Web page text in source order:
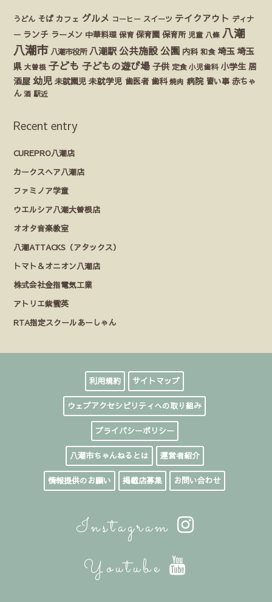
うどん そば カフェ グルメ コーヒー スイーツ テイクアウト ディナ
ー ランチ ラーメン 中華料理 保育 保育園 保育所 児童 八條 八潮
八潮市 八潮市役所 八潮駅 公共施設 公園 内科 和食 埼玉 埼玉
県 大曽根 子ども 子どもの遊び場 子供 定食 小児歯科 小学生 居
酒屋 幼児 未就園児 未就学児 歯医者 歯科 焼肉 病院 習い事 赤ちゃ
ん 酒 駅近
Recent entry
CUREPRO八潮店
カークスヘア八潮店
ファミノア学童
ウエルシア八潮大曽根店
オオタ音楽教室
八潮ATTACKS（アタックス）
トマト＆オニオン八潮店
株式会社金指電気工業
アトリエ紫雲英
RTA指定スクールあーしゃん
利用規約 サイトマップ
ウェブアクセシビリティへの取り組み
プライバシーポリシー
八潮市ちゃんねるとは 運営者紹介
情報提供のお願い 掲載店募集 お問い合わせ
Instagram
Youtube